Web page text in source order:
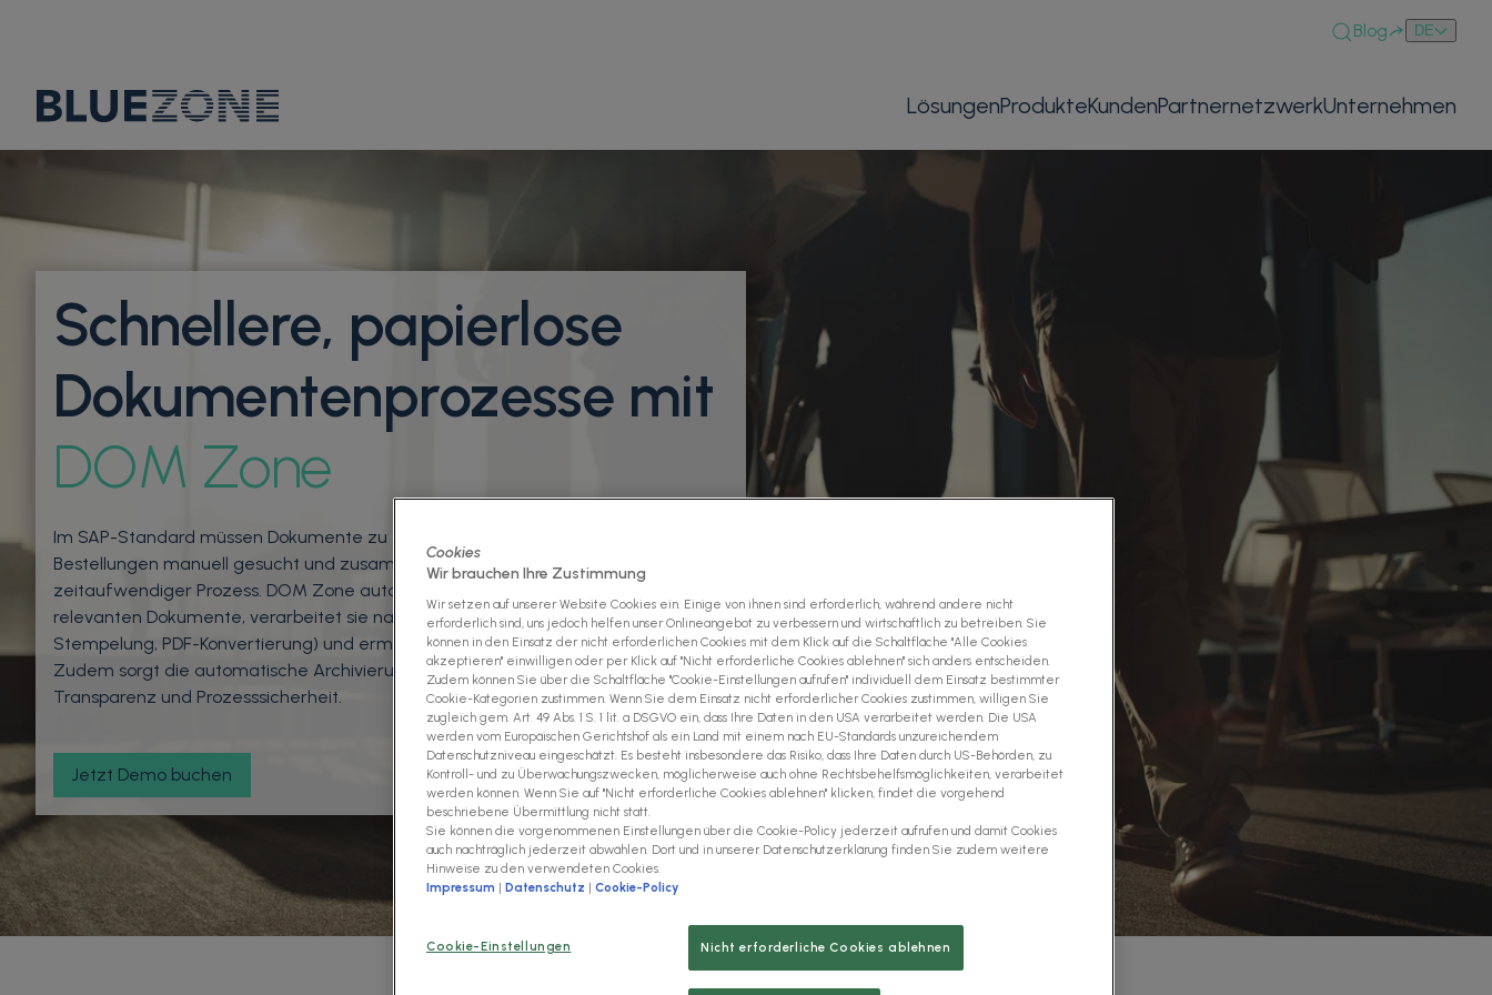
Blog DE
LösungenProdukteKundenPartnernetzwerkUnternehmen
Schnellere, papierlose
Dokumentenprozesse mit
DOM Zone
Im SAP-Standard müssen Dokumente zu Aufträgen, Angeboten oder
Bestellungen manuell gesucht und zusammengestellt werden – ein
zeitaufwendiger Prozess. DOM Zone automatisiert diesen Ablauf: Es findet die
relevanten Dokumente, verarbeitet sie nach Ihren Regeln (z. B. Skalierung,
Stempelung, PDF-Konvertierung) und ermöglicht den Versand mit einem Klick.
Zudem sorgt die automatische Archivierung der Versandberichte für maximale
Transparenz und Prozesssicherheit.
Jetzt Demo buchen
Nur noch60 Sekunden
Cookies
Wir brauchen Ihre Zustimmung
Wir setzen auf unserer Website Cookies ein. Einige von ihnen sind erforderlich, während andere nicht
erforderlich sind, uns jedoch helfen unser Onlineangebot zu verbessern und wirtschaftlich zu betreiben. Sie
können in den Einsatz der nicht erforderlichen Cookies mit dem Klick auf die Schaltfläche "Alle Cookies
akzeptieren" einwilligen oder per Klick auf "Nicht erforderliche Cookies ablehnen" sich anders entscheiden.
Zudem können Sie über die Schaltfläche "Cookie-Einstellungen aufrufen" individuell dem Einsatz bestimmter
Cookie-Kategorien zustimmen. Wenn Sie dem Einsatz nicht erforderlicher Cookies zustimmen, willigen Sie
zugleich gem. Art. 49 Abs. 1 S. 1 lit. a DSGVO ein, dass Ihre Daten in den USA verarbeitet werden. Die USA
werden vom Europäischen Gerichtshof als ein Land mit einem nach EU-Standards unzureichendem
Datenschutzniveau eingeschätzt. Es besteht insbesondere das Risiko, dass Ihre Daten durch US-Behörden, zu
Kontroll- und zu Überwachungszwecken, möglicherweise auch ohne Rechtsbehelfsmöglichkeiten, verarbeitet
werden können. Wenn Sie auf "Nicht erforderliche Cookies ablehnen" klicken, findet die vorgehend
beschriebene Übermittlung nicht statt.
Sie können die vorgenommenen Einstellungen über die Cookie-Policy jederzeit aufrufen und damit Cookies
auch nachträglich jederzeit abwählen. Dort und in unserer Datenschutzerklärung finden Sie zudem weitere
Hinweise zu den verwendeten Cookies.
Impressum | Datenschutz | Cookie-Policy
Cookie-Einstellungen Nicht erforderliche Cookies ablehnen